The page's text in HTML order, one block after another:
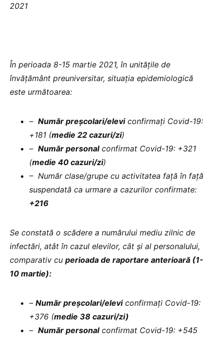
2021
În perioada 8-15 martie 2021, în unitățile de
învățământ preuniversitar, situația epidemiologică
este următoarea:
– Număr preșcolari/eleviconfirmați Covid-19:
+181 (medie 22 cazuri/zi)
– Număr personalconfirmat Covid-19: +321
(medie 40 cazuri/zi)
– Număr clase/grupe cu activitatea față în față
suspendată ca urmare a cazurilor confirmate:
+216
Se constată o scădere a numărului mediu zilnic de
infectări, atât în cazul elevilor, cât și al personalului,
comparativ cu perioada de raportare anterioară (1-
10 martie):
– Număr preșcolari/eleviconfirmați Covid-19:
+376 (medie 38 cazuri/zi)
– Număr personalconfirmat Covid-19: +545